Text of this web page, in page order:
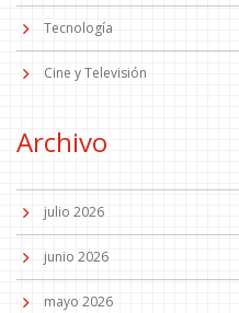
Tecnología
Cine y Televisión
Archivo
julio 2026
junio 2026
mayo 2026